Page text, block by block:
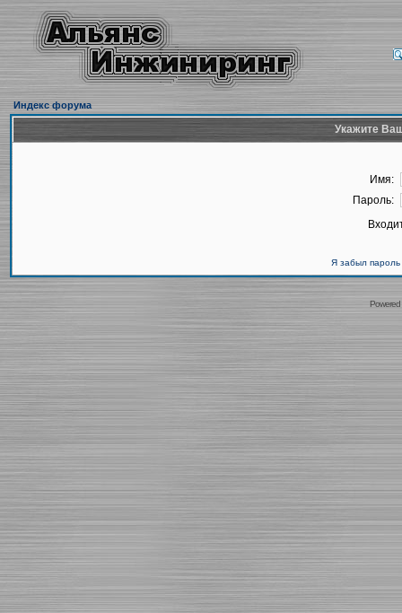
Индекс форума
Укажите
Имя:
Пароль:
Я забыл пароль